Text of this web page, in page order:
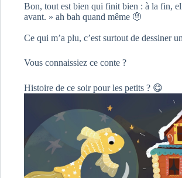
Bon, tout est bien qui finit bien : à la fin,
avant. » ah bah quand même 🤨
Ce qui m’a plu, c’est surtout de dessiner
Vous connaissiez ce conte ?
Histoire de ce soir pour les petits ? 😋